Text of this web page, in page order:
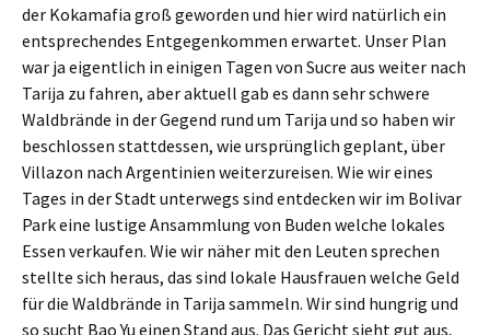
der Kokamafia groß geworden und hier wird natürlich ein
entsprechendes Entgegenkommen erwartet. Unser Plan
war ja eigentlich in einigen Tagen von Sucre aus weiter nach
Tarija zu fahren, aber aktuell gab es dann sehr schwere
Waldbrände in der Gegend rund um Tarija und so haben wir
beschlossen stattdessen, wie ursprünglich geplant, über
Villazon nach Argentinien weiterzureisen. Wie wir eines
Tages in der Stadt unterwegs sind entdecken wir im Bolivar
Park eine lustige Ansammlung von Buden welche lokales
Essen verkaufen. Wie wir näher mit den Leuten sprechen
stellte sich heraus, das sind lokale Hausfrauen welche Geld
für die Waldbrände in Tarija sammeln. Wir sind hungrig und
so sucht Bao Yu einen Stand aus. Das Gericht sieht gut aus,